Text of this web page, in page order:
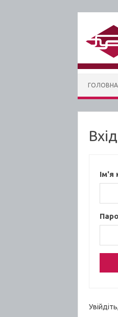
ГОЛОВНА
Ім'я